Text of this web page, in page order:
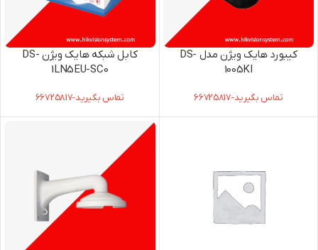
کیبورد هایک ویژن مدل DS-
1005KI
تماس بگیرید-66725817
کابل شبکه هایک ویژن DS-
1LN5EU-SC0
تماس بگیرید-66725817